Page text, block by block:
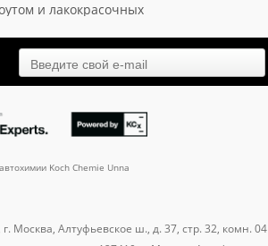
и лакокрасочных
арт. 520001
31 405.50₽
Koch Chemie Unna
Москва, Алтуфьевское ш., д. 37, стр. 32, комн. 04